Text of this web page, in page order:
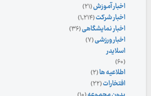
اخبار آموزش(۲۱)
اخبار شرکت(۱,۲۱۴)
اخبار نمایشگاهی(۳۶)
اخبار ورزشی(۷)
اسلایدر
(۶۰)
اطلاعیه ها(۲)
افتخارات(۲۲)